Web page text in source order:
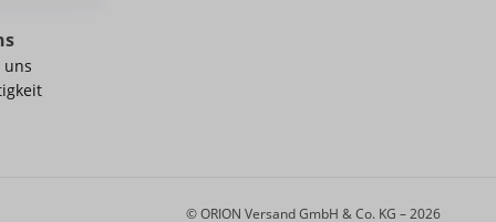
© ORION Versand GmbH & Co. KG – 2026